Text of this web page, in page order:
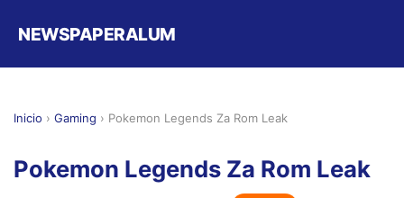
NEWSPAPERALUM
Inicio › Gaming › Pokemon Legends Za Rom Leak
Pokemon Legends Za Rom Leak